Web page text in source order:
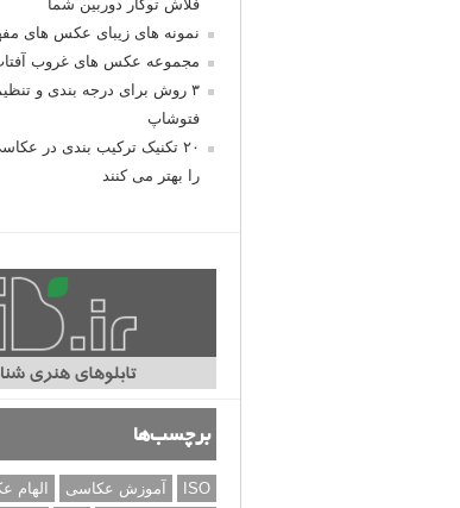
فلاش توکار دوربین شما
نمونه های زیبای عکس های
مجموعه عکس های غروب
۳ روش برای درجه بندی و
فتوشاپ
۲۰ تکنیک ترکیب بندی در
را بهتر می کنند
برچسب‌ها
ISO آموزش عکاسی
الهام